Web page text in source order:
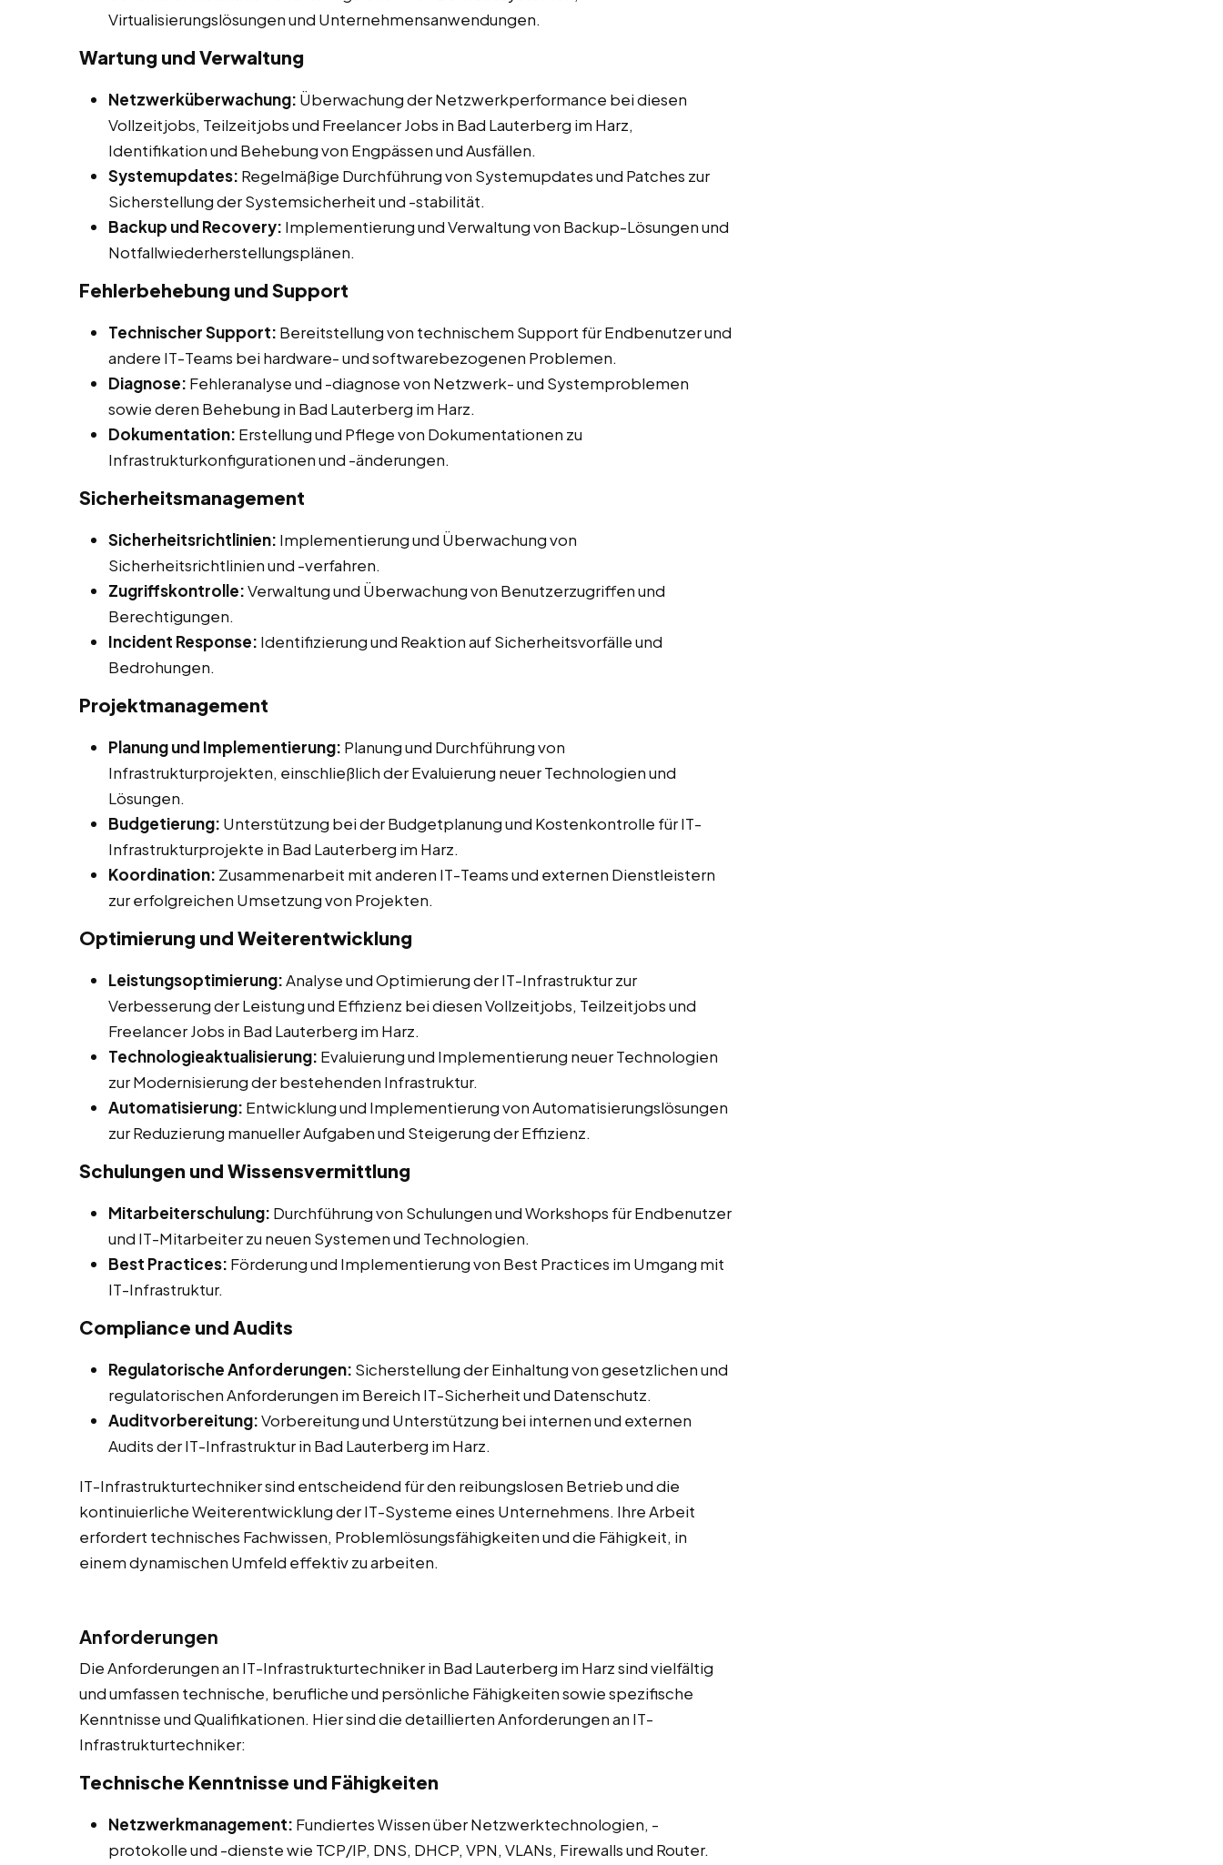
Virtualisierungslösungen und Unternehmensanwendungen.
Wartung und Verwaltung
Netzwerküberwachung: Überwachung der Netzwerkperformance bei diesen
Vollzeitjobs, Teilzeitjobs und Freelancer Jobs in Bad Lauterberg im Harz,
Identifikation und Behebung von Engpässen und Ausfällen.
Systemupdates: Regelmäßige Durchführung von Systemupdates und Patches zur
Sicherstellung der Systemsicherheit und -stabilität.
Backup und Recovery: Implementierung und Verwaltung von Backup-Lösungen und
Notfallwiederherstellungsplänen.
Fehlerbehebung und Support
Technischer Support: Bereitstellung von technischem Support für Endbenutzer und
andere IT-Teams bei hardware- und softwarebezogenen Problemen.
Diagnose: Fehleranalyse und -diagnose von Netzwerk- und Systemproblemen
sowie deren Behebung in Bad Lauterberg im Harz.
Dokumentation: Erstellung und Pflege von Dokumentationen zu
Infrastrukturkonfigurationen und -änderungen.
Sicherheitsmanagement
Sicherheitsrichtlinien: Implementierung und Überwachung von
Sicherheitsrichtlinien und -verfahren.
Zugriffskontrolle:Verwaltung und Überwachung von Benutzerzugriffen und
Berechtigungen.
Incident Response: Identifizierung und Reaktion auf Sicherheitsvorfälle und
Bedrohungen.
Projektmanagement
Planung und Implementierung: Planung und Durchführung von
Infrastrukturprojekten, einschließlich der Evaluierung neuer Technologien und
Lösungen.
Budgetierung: Unterstützung bei der Budgetplanung und Kostenkontrolle für IT-
Infrastrukturprojekte in Bad Lauterberg im Harz.
Koordination: Zusammenarbeit mit anderen IT-Teams und externen Dienstleistern
zur erfolgreichen Umsetzung von Projekten.
Optimierung und Weiterentwicklung
Leistungsoptimierung:Analyse und Optimierung der IT-Infrastruktur zur
Verbesserung der Leistung und Effizienz bei diesen Vollzeitjobs, Teilzeitjobs und
Freelancer Jobs in Bad Lauterberg im Harz.
Technologieaktualisierung: Evaluierung und Implementierung neuer Technologien
zur Modernisierung der bestehenden Infrastruktur.
Automatisierung: Entwicklung und Implementierung von Automatisierungslösungen
zur Reduzierung manueller Aufgaben und Steigerung der Effizienz.
Schulungen und Wissensvermittlung
Mitarbeiterschulung: Durchführung von Schulungen und Workshops für Endbenutzer
und IT-Mitarbeiter zu neuen Systemen und Technologien.
Best Practices: Förderung und Implementierung von Best Practices im Umgang mit
IT-Infrastruktur.
Compliance und Audits
Regulatorische Anforderungen: Sicherstellung der Einhaltung von gesetzlichen und
regulatorischen Anforderungen im Bereich IT-Sicherheit und Datenschutz.
Auditvorbereitung:Vorbereitung und Unterstützung bei internen und externen
Audits der IT-Infrastruktur in Bad Lauterberg im Harz.
IT-Infrastrukturtechniker sind entscheidend für den reibungslosen Betrieb und die
kontinuierliche Weiterentwicklung der IT-Systeme eines Unternehmens. Ihre Arbeit
erfordert technisches Fachwissen, Problemlösungsfähigkeiten und die Fähigkeit, in
einem dynamischen Umfeld effektiv zu arbeiten.
Anforderungen
Die Anforderungen an IT-Infrastrukturtechniker in Bad Lauterberg im Harz sind vielfältig
und umfassen technische, berufliche und persönliche Fähigkeiten sowie spezifische
Kenntnisse und Qualifikationen. Hier sind die detaillierten Anforderungen an IT-
Infrastrukturtechniker:
Technische Kenntnisse und Fähigkeiten
Netzwerkmanagement: Fundiertes Wissen über Netzwerktechnologien, -
protokolle und -dienste wie TCP/IP, DNS, DHCP, VPN, VLANs, Firewalls und Router.